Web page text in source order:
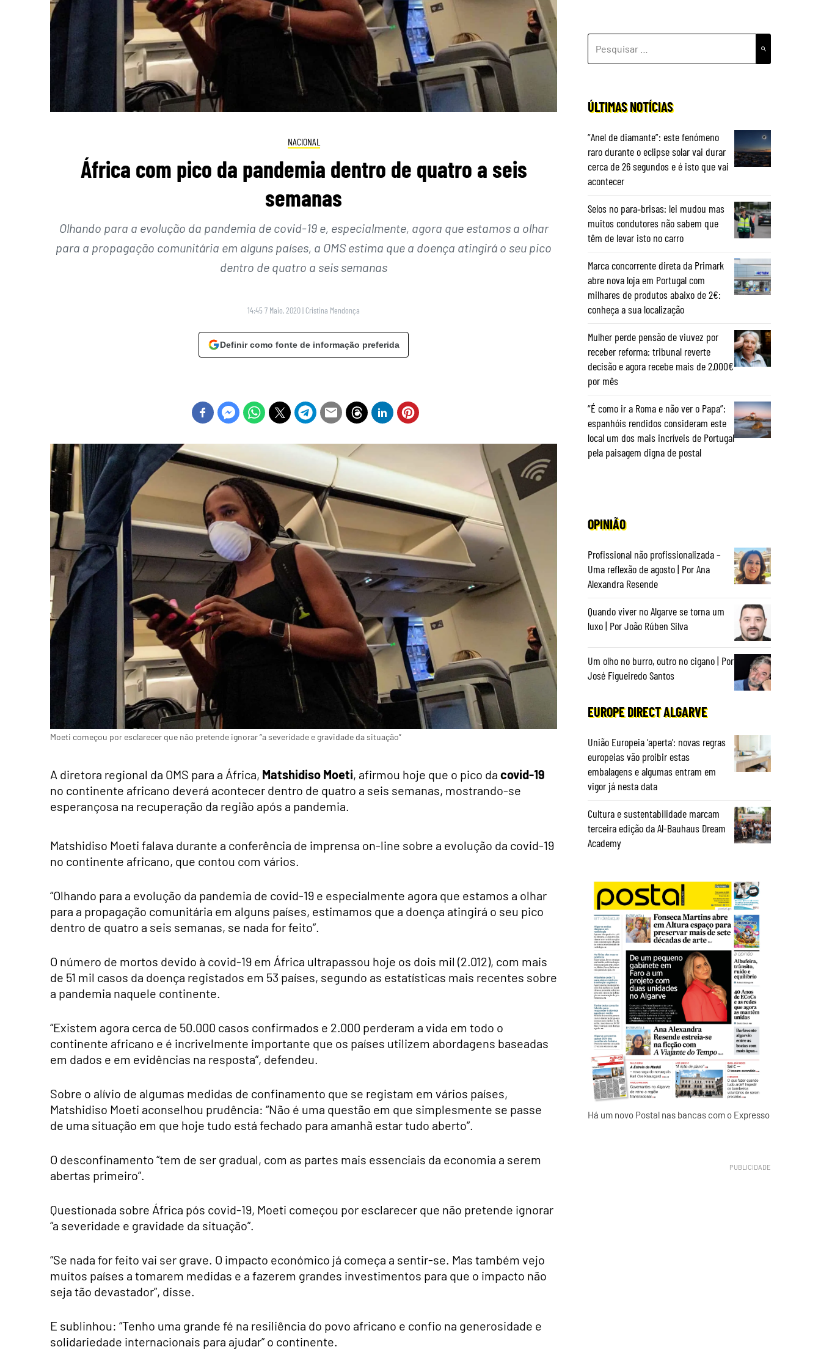
NACIONAL
África com pico da pandemia dentro de quatro a seis
semanas
Olhando para a evolução da pandemia de covid-19 e, especialmente, agora que estamos a olhar
para a propagação comunitária em alguns países, a OMS estima que a doença atingirá o seu pico
dentro de quatro a seis semanas
14:45 7 Maio, 2020| Cristina Mendonça
Definir como fonte de informação preferida
Moeti começou por esclarecer que não pretende ignorar “a severidade e gravidade da situação”
A diretora regional da OMS para a África, Matshidiso Moeti, afirmou hoje que o pico da covid-19
no continente africano deverá acontecer dentro de quatro a seis semanas, mostrando-se
esperançosa na recuperação da região após a pandemia.
Matshidiso Moeti falava durante a conferência de imprensa on-line sobre a evolução da covid-19
no continente africano, que contou com vários.
“Olhando para a evolução da pandemia de covid-19 e especialmente agora que estamos a olhar
para a propagação comunitária em alguns países, estimamos que a doença atingirá o seu pico
dentro de quatro a seis semanas, se nada for feito”.
O número de mortos devido à covid-19 em África ultrapassou hoje os dois mil (2.012), com mais
de 51 mil casos da doença registados em 53 países, segundo as estatísticas mais recentes sobre
a pandemia naquele continente.
“Existem agora cerca de 50.000 casos confirmados e 2.000 perderam a vida em todo o
continente africano e é incrivelmente importante que os países utilizem abordagens baseadas
em dados e em evidências na resposta”, defendeu.
Sobre o alívio de algumas medidas de confinamento que se registam em vários países,
Matshidiso Moeti aconselhou prudência: “Não é uma questão em que simplesmente se passe
de uma situação em que hoje tudo está fechado para amanhã estar tudo aberto”.
O desconfinamento “tem de ser gradual, com as partes mais essenciais da economia a serem
abertas primeiro”.
Questionada sobre África pós covid-19, Moeti começou por esclarecer que não pretende ignorar
“a severidade e gravidade da situação”.
“Se nada for feito vai ser grave. O impacto económico já começa a sentir-se. Mas também vejo
muitos países a tomarem medidas e a fazerem grandes investimentos para que o impacto não
seja tão devastador”, disse.
E sublinhou: “Tenho uma grande fé na resiliência do povo africano e confio na generosidade e
solidariedade internacionais para ajudar” o continente.
POR:
ÚLTIMAS NOTÍCIAS
“Anel de diamante”: este fenómeno
raro durante o eclipse solar vai durar
cerca de 26 segundos e é isto que vai
acontecer
Selos no para‑brisas: lei mudou mas
muitos condutores não sabem que
têm de levar isto no carro
Marca concorrente direta da Primark
abre nova loja em Portugal com
milhares de produtos abaixo de 2€:
conheça a sua localização
Mulher perde pensão de viuvez por
receber reforma: tribunal reverte
decisão e agora recebe mais de 2.000€
por mês
“É como ir a Roma e não ver o Papa”:
espanhóis rendidos consideram este
local um dos mais incríveis de Portugal
pela paisagem digna de postal
OPINIÃO
Profissional não profissionalizada –
Uma reflexão de agosto | Por Ana
Alexandra Resende
Quando viver no Algarve se torna um
luxo | Por João Rúben Silva
Um olho no burro, outro no cigano | Por
José Figueiredo Santos
EUROPE DIRECT ALGARVE
União Europeia ‘aperta’: novas regras
europeias vão proibir estas
embalagens e algumas entram em
vigor já nesta data
Cultura e sustentabilidade marcam
terceira edição da Al-Bauhaus Dream
Academy
Há um novo Postal nas bancas com o Expresso